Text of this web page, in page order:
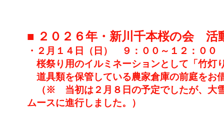
■ ２０２６年・新川千本桜の会 活
・２月１４日（日） ９：００～１２：０
桜祭り用のイルミネーションとして「竹
道具類を保管している農家倉庫の前庭をお
（※ 当初は２月８日の予定でしたが、大雪
ムースに進行しました。）